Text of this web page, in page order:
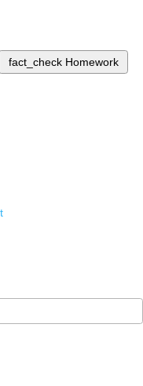
fact_check Homework